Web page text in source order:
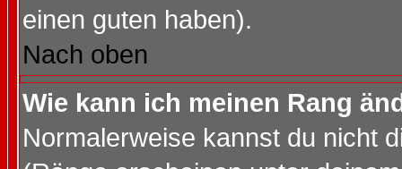
einen guten haben).
Nach oben
Wie kann ich meinen Rang
Normalerweise kannst du nicht